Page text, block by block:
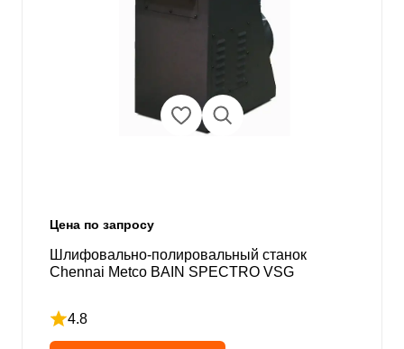
Цена по запросу
Шлифовально-полировальный станок
Chennai Metco BAIN SPECTRO VSG
4.8
Рейтинг 4.8 из 5